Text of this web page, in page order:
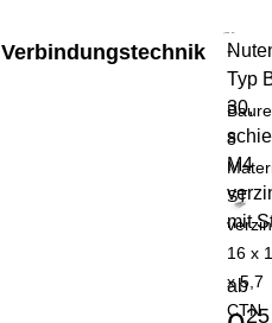
Verbindungstechnik
Typ
30,
M4
mit
-
8
ST
16 x
x 5,7
CTN
ab
25